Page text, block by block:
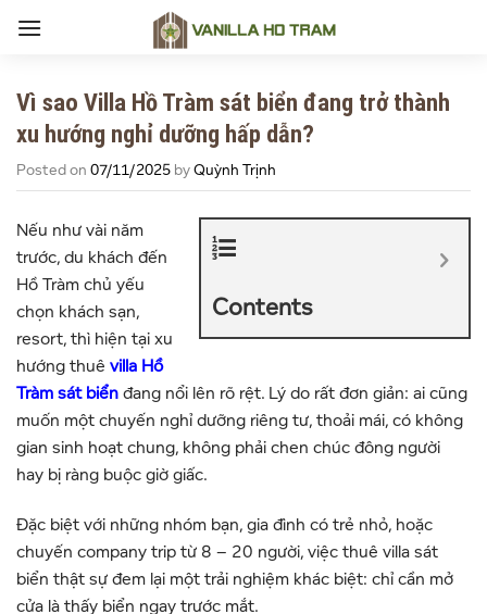
Vì sao Villa Hồ Tràm sát biển đang trở thành
xu hướng nghỉ dưỡng hấp dẫn?
Posted on 07/11/2025 byQuỳnh Trịnh
Contents
Nếu như vài năm
trước, du khách đến
Hồ Tràm chủ yếu
chọn khách sạn,
resort, thì hiện tại xu
hướng thuê villa Hồ
Tràm sát biển đang nổi lên rõ rệt. Lý do rất đơn giản: ai cũng
muốn một chuyến nghỉ dưỡng riêng tư, thoải mái, có không
gian sinh hoạt chung, không phải chen chúc đông người
hay bị ràng buộc giờ giấc.
Đặc biệt với những nhóm bạn, gia đình có trẻ nhỏ, hoặc
chuyến company trip từ 8 – 20 người, việc thuê villa sát
biển thật sự đem lại một trải nghiệm khác biệt: chỉ cần mở
cửa là thấy biển ngay trước mắt.